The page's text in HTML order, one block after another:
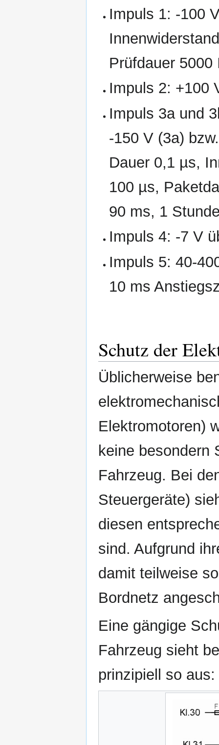
Impuls 1: -100
Prüfdauer 5000
Impuls 2: +100
Impuls 3a und
-150 V (3a)
Dauer 0,1 µs,
100 µs,
90 ms, 1
Impuls 4: -7 V
Impuls 5: 40-
10 ms
Schutz der
Üblicherweise
Elektromotoren)
keine besondern
Fahrzeug. Bei
Steuergeräte)
diesen
sind. Aufgrund
damit teilweise
Bordnetz
Eine gängige
Fahrzeug sieht
prinzipiell so aus: